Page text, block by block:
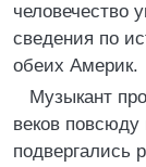
человечество
сведения по
обеих Америк.
Музыкант
веков повсюду
подвергались